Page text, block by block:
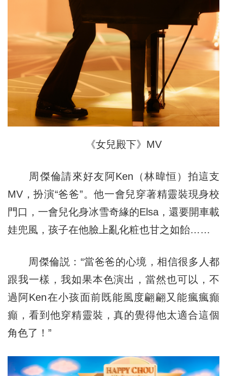
《女兒殿下》MV
周傑倫請來好友阿Ken（林暐恒）拍這支
MV，扮演“爸爸”。他一會兒穿著精靈裝現身校
門口，一會兒化身冰雪奇緣的Elsa，還要開車載
娃兜風，孩子在他臉上亂化粧也甘之如飴……
周傑倫説：“當爸爸的心境，相信很多人都
跟我一樣，我如果本色演出，當然也可以，不
過阿Ken在小孩面前既能風度翩翩又能瘋瘋癲
癲，看到他穿精靈裝，真的覺得他太適合這個
角色了！”